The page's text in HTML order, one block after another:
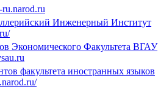
Инженерный Институт
Экономического Факультета ВГАУ
факультета иностранных языков